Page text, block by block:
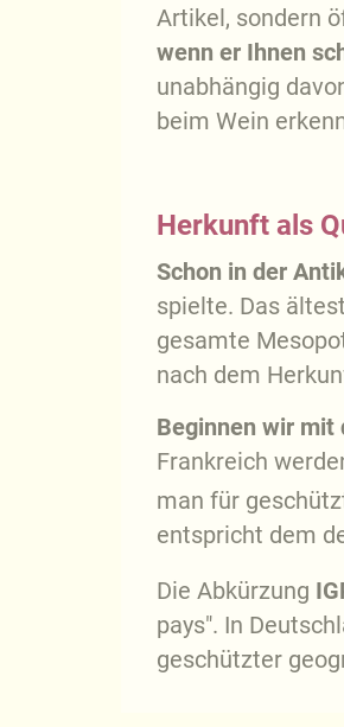
Artikel, sondern
wenn er Ihnen
unabhängig
beim Wein
Herkunft als
Schon in der
spielte. Das
gesamte
nach dem
Beginnen wir mit
Frankreich
man für
entspricht dem
Die Abkürzung
pays". In
geschützter